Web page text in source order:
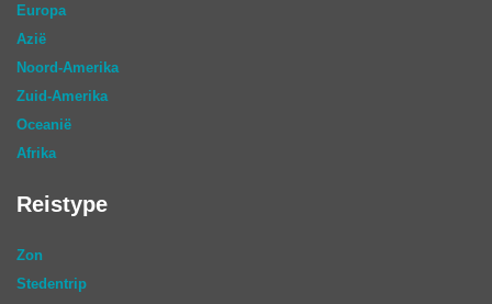
Europa
Azië
Noord-Amerika
Zuid-Amerika
Oceanië
Afrika
Reistype
Zon
Stedentrip